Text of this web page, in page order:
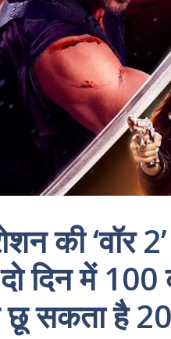
की ‘वॉर
दिन में 100
सकता है